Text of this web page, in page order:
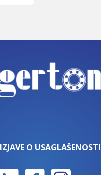
IZJAVE O USAGLAŠENOSTI